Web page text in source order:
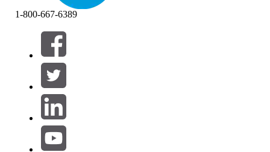
1-800-667-6389